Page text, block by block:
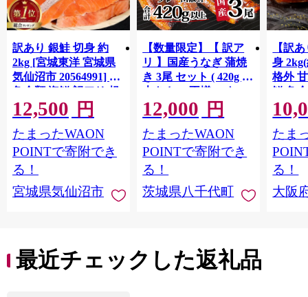
訳あり 銀鮭 切身 約
2kg [宮城東洋 宮城県
気仙沼市 20564991] 鮭
魚介類 海鮮 訳アリ 規
格外 不揃い さけ サケ
鮭切身 シャケ 切り身
冷凍 家庭用 おかず 弁
当 支援 サーモン 銀鮭
切り身 魚 わけあり
12,500 円
たまったWAON
POINTで寄附でき
る！
宮城県気仙沼市
【数量限定】【 訳ア
リ 】国産うなぎ 蒲焼
き 3尾 セット ( 420g )
大きさ の不揃い タ
レ・山椒付き ウナギ
鰻 ふぞろい 不揃い う
な重 ひつまぶし 人気
茨城 八千代町 ふるさ
と納税 冷凍 [SF951ya]
12,000 円
たまったWAON
POINTで寄附でき
る！
茨城県八千代町
【訳
身
格外
鮮 魚
お弁
単調理
G4139
たま
る！
大阪
最近チェックした返礼品